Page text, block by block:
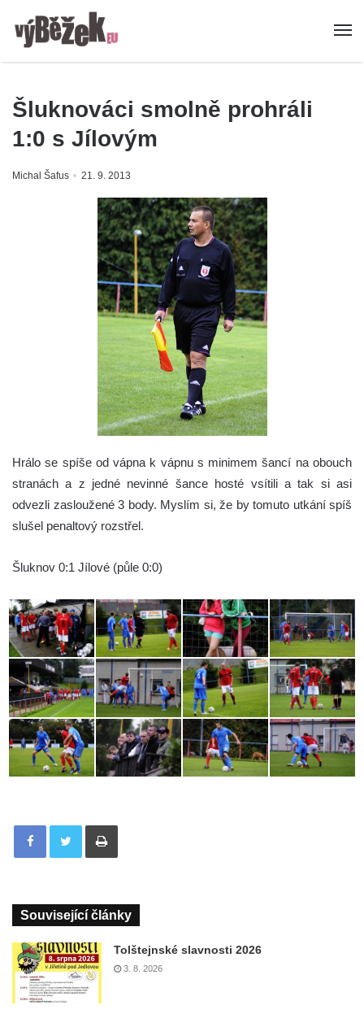
Šluknováci smolně prohráli
1:0 s Jílovým
Michal Šafus 21. 9. 2013
Hrálo se spíše od vápna k vápnu s minimem šancí na obouch
stranách a z jedné nevinné šance hosté vsítili a tak si asi
odvezli zasloužené 3 body. Myslím si, že by tomuto utkání spíš
slušel penaltový rozstřel.
Šluknov 0:1 Jílové (půle 0:0)
Tisknout
Související články
Tolštejnské slavnosti 2026
3. 8. 2026